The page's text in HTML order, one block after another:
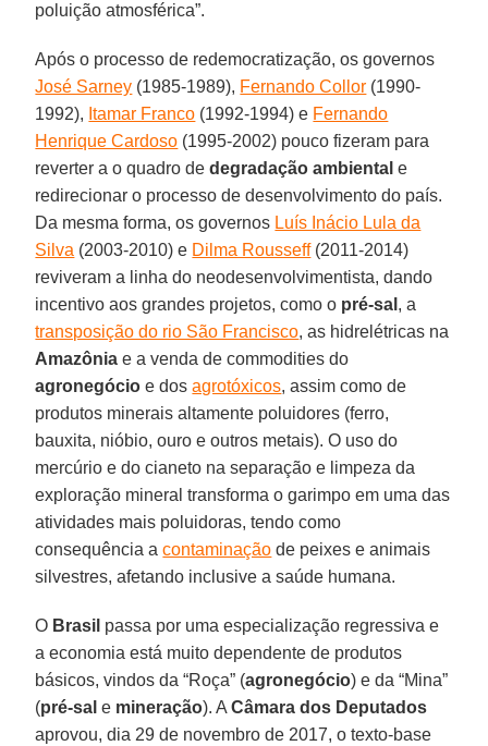
poluição atmosférica”.
Após o processo de redemocratização, os governos
José Sarney (1985-1989), Fernando Collor (1990-
1992), Itamar Franco (1992-1994) e Fernando
Henrique Cardoso (1995-2002) pouco fizeram para
reverter a o quadro dedegradação ambiental e
redirecionar o processo de desenvolvimento do país.
Da mesma forma, os governos Luís Inácio Lula da
Silva (2003-2010) e Dilma Rousseff(2011-2014)
reviveram a linha do neodesenvolvimentista, dando
incentivo aos grandes projetos, como o pré-sal , a
transposição do rio São Francisco, as hidrelétricas na
Amazônia e a venda de commodities do
agronegócio e dosagrotóxicos, assim como de
produtos minerais altamente poluidores (ferro,
bauxita, nióbio, ouro e outros metais). O uso do
mercúrio e do cianeto na separação e limpeza da
exploração mineral transforma o garimpo em uma das
atividades mais poluidoras, tendo como
consequência acontaminação de peixes e animais
silvestres, afetando inclusive a saúde humana.
O Brasil passa por uma especialização regressiva e
a economia está muito dependente de produtos
básicos, vindos da “Roça” (agronegócio) e da “Mina”
(pré-sal e mineração). ACâmara dos Deputados
aprovou, dia 29 de novembro de 2017, o texto-base